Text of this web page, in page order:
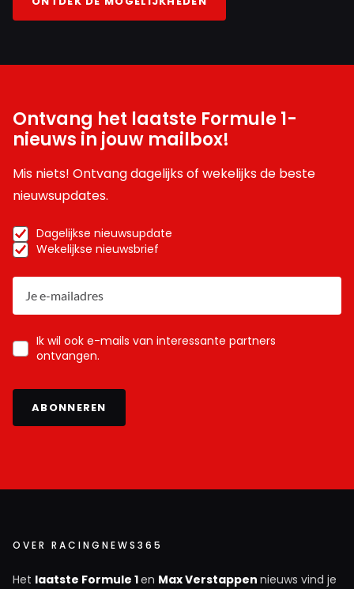
Ontvang het laatste Formule 1-
nieuws in jouw mailbox!
Mis niets! Ontvang dagelijks of wekelijks de beste
nieuwsupdates.
Dagelijkse nieuwsupdate
Wekelijkse nieuwsbrief
Ik wil ook e-mails van interessante partners
ontvangen.
ABONNEREN
OVER RACINGNEWS365
Het laatste Formule 1en Max Verstappen nieuws vind je